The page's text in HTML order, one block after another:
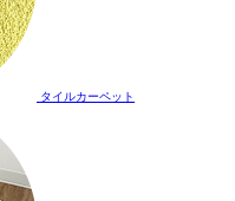
タイルカーペット